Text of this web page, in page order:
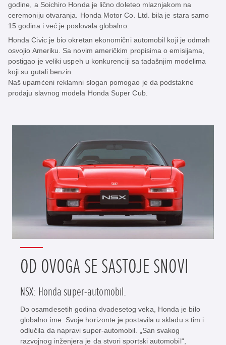
godine, a Soichiro Honda je lično doleteo mlaznjakom na
ceremoniju otvaranja. Honda Motor Co. Ltd. bila je stara samo
15 godina i već je poslovala globalno.
Honda Civic je bio okretan ekonomični automobil koji je odmah
osvojio Ameriku. Sa novim američkim propisima o emisijama,
postigao je veliki uspeh u konkurenciji sa tadašnjim modelima
koji su gutali benzin.
Naš upamćeni reklamni slogan pomogao je da podstakne
prodaju slavnog modela Honda Super Cub.
OD OVOGA SE SASTOJE SNOVI
NSX: Honda super-automobil.
Do osamdesetih godina dvadesetog veka, Honda je bilo
globalno ime. Svoje horizonte je postavila u skladu s tim i
odlučila da napravi super-automobil. „San svakog
razvojnog inženjera je da stvori sportski automobil“,